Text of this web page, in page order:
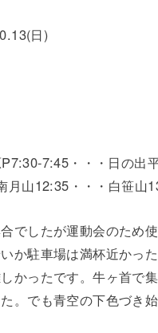
日)
7:45・・・日の出
月山12:35・・・白笹
でしたが運動会のため
か駐車場は満杯近かっ
かったです。牛ヶ首で
。でも青空の下色づき